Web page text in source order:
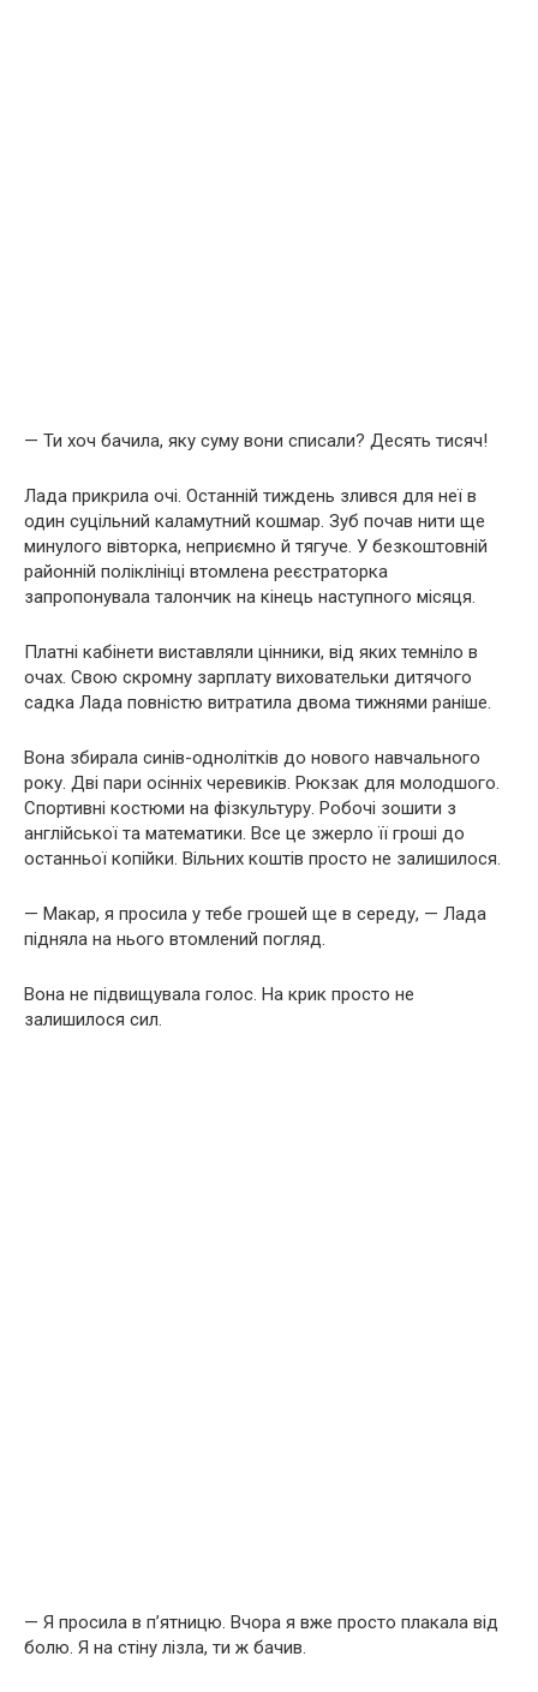
— Ти хоч бачила, яку суму вони списали? Десять тисяч!
Лада прикрила очі. Останній тиждень злився для неї в
один суцільний каламутний кошмар. Зуб почав нити ще
минулого вівторка, неприємно й тягуче. У безкоштовній
районній поліклініці втомлена реєстраторка
запропонувала талончик на кінець наступного місяця.
Платні кабінети виставляли цінники, від яких темніло в
очах. Свою скромну зарплату виховательки дитячого
садка Лада повністю витратила двома тижнями раніше.
Вона збирала синів-однолітків до нового навчального
року. Дві пари осінніх черевиків. Рюкзак для молодшого.
Спортивні костюми на фізкультуру. Робочі зошити з
англійської та математики. Все це зжерло її гроші до
останньої копійки. Вільних коштів просто не залишилося.
— Макар, я просила у тебе грошей ще в середу, — Лада
підняла на нього втомлений погляд.
Вона не підвищувала голос. На крик просто не
залишилося сил.
— Я просила в п’ятницю. Вчора я вже просто плакала від
болю. Я на стіну лізла, ти ж бачив.